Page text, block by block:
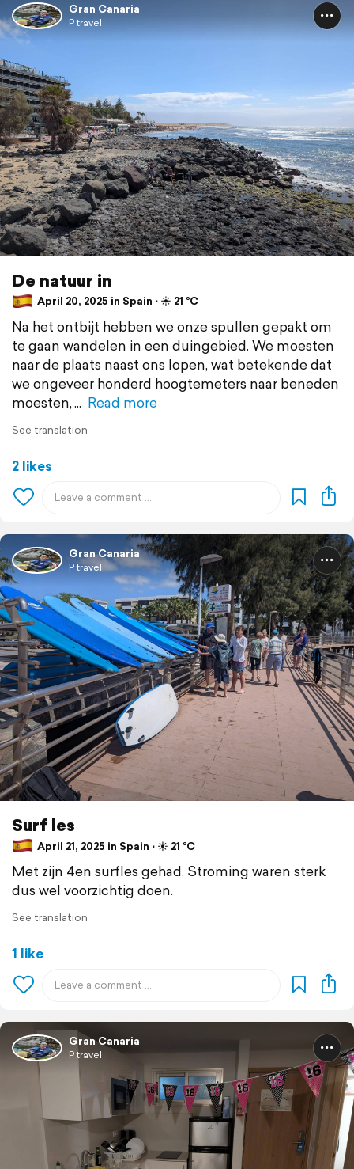
Gran Canaria
P travel
De natuur in
April 20, 2025 in Spain ⋅ ☀️ 21 °C
Na het ontbijt hebben we onze spullen gepakt om
te gaan wandelen in een duingebied. We moesten
naar de plaats naast ons lopen, wat betekende dat
we ongeveer honderd hoogtemeters naar beneden
moesten,
Read more
See translation
2 likes
Gran Canaria
P travel
Surf les
April 21, 2025 in Spain ⋅ ☀️ 21 °C
Met zijn 4en surfles gehad. Stroming waren sterk
dus wel voorzichtig doen.
See translation
1 like
Gran Canaria
P travel